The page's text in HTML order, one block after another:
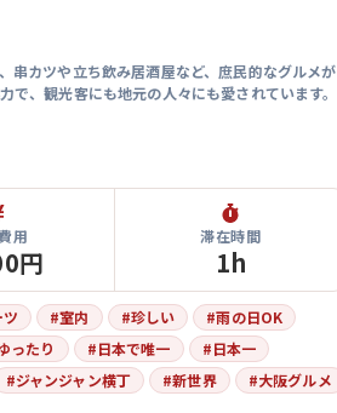
串カツや立ち飲み居酒屋など、庶民的なグルメが
、観光客にも地元の人々にも愛されています。
用
円
滞在時間
1h
#室内 #珍しい #雨の日OK
ったり #日本で唯一 #日本一
#ジャンジャン横丁 #新世界 #大阪グルメ